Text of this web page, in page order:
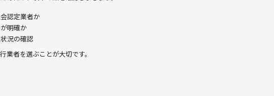
認定業者か
明確か
況の確認
業者を選ぶことが大切です。